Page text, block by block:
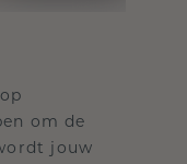
om de
jouw